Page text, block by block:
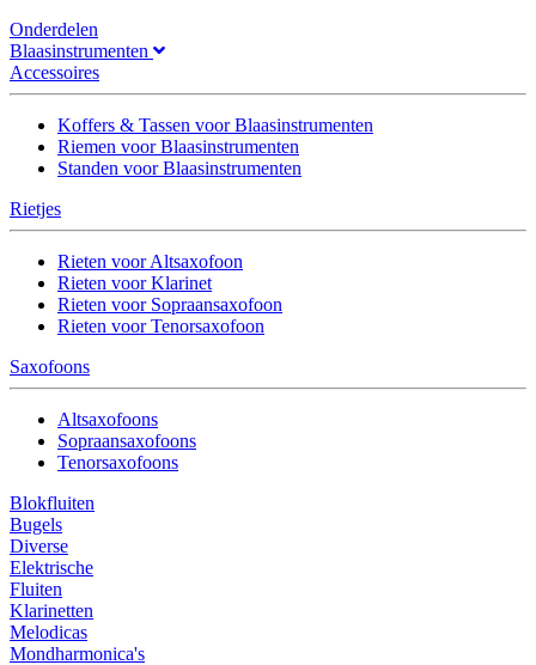
Onderdelen
Blaasinstrumenten
Accessoires
Koffers & Tassen voor Blaasinstrumenten
Riemen voor Blaasinstrumenten
Standen voor Blaasinstrumenten
Rietjes
Rieten voor Altsaxofoon
Rieten voor Klarinet
Rieten voor Sopraansaxofoon
Rieten voor Tenorsaxofoon
Saxofoons
Altsaxofoons
Sopraansaxofoons
Tenorsaxofoons
Blokfluiten
Bugels
Diverse
Elektrische
Fluiten
Klarinetten
Melodicas
Mondharmonica's